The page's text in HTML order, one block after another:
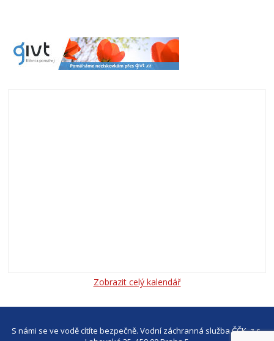
Zobrazit celý kalendář
S námi se ve vodě cítíte bezpečně. Vodní záchranná služba ČČK, z.s.